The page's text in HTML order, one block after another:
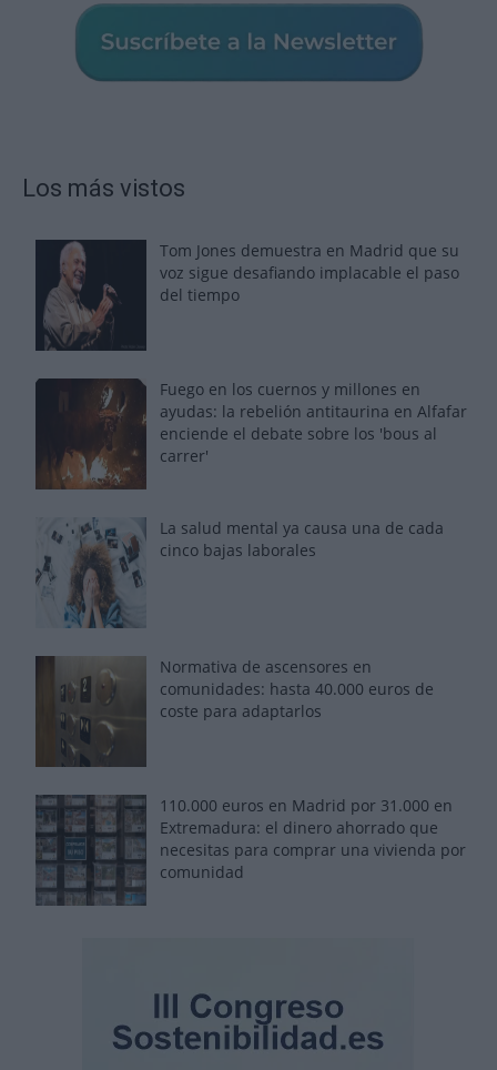
Los más vistos
Tom Jones demuestra en Madrid que su
voz sigue desafiando implacable el paso
del tiempo
Fuego en los cuernos y millones en
ayudas: la rebelión antitaurina en Alfafar
enciende el debate sobre los 'bous al
carrer'
La salud mental ya causa una de cada
cinco bajas laborales
Normativa de ascensores en
comunidades: hasta 40.000 euros de
coste para adaptarlos
110.000 euros en Madrid por 31.000 en
Extremadura: el dinero ahorrado que
necesitas para comprar una vivienda por
comunidad